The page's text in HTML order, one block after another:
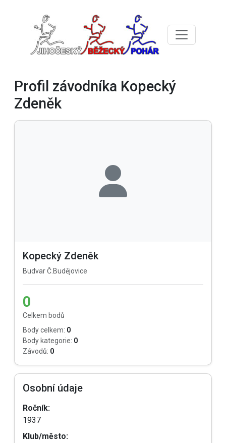
Profil závodníka Kopecký
Zdeněk
Kopecký Zdeněk
Budvar Č.Budějovice
0
Celkem bodů
Body celkem: 0
Body kategorie: 0
Závodů: 0
Osobní údaje
Ročník:
1937
Klub/město: